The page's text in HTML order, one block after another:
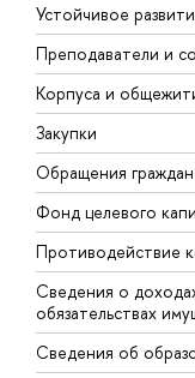
Устойчивое
Преподаватели и
Корпуса и
Закупки
Обращения
Фонд целевого
Противодействие
Сведения о
обязательствах
Сведения об